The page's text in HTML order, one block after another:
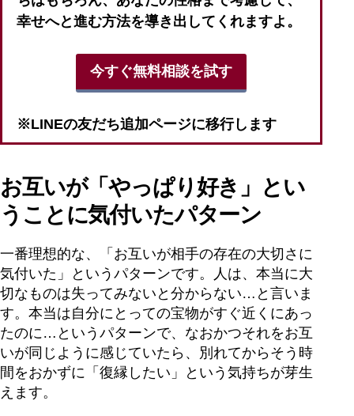
幸せへと進む方法を導き出してくれますよ。
今すぐ無料相談を試す
※LINEの友だち追加ページに移行します
お互いが「やっぱり好き」とい
うことに気付いたパターン
一番理想的な、「お互いが相手の存在の大切さに
気付いた」というパターンです。人は、本当に大
切なものは失ってみないと分からない…と言いま
す。本当は自分にとっての宝物がすぐ近くにあっ
たのに…というパターンで、なおかつそれをお互
いが同じように感じていたら、別れてからそう時
間をおかずに「復縁したい」という気持ちが芽生
えます。